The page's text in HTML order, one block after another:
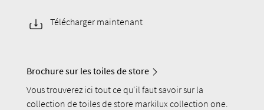
Télécharger maintenant
Brochure sur les toiles de store
Vous trouverez ici tout ce qu'il faut savoir sur la
collection de toiles de store markilux collection one.